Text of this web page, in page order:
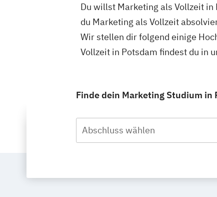
Du willst Marketing als Vollzeit
du Marketing als Vollzeit
Wir stellen dir folgend einige
Vollzeit in Potsdam findest du in
Finde dein Marketing Studium in
Abschluss wählen